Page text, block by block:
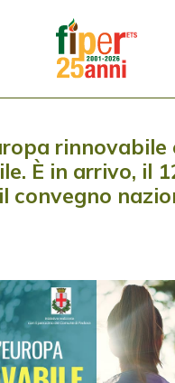
rinnovabile
È in arrivo, il
convegno